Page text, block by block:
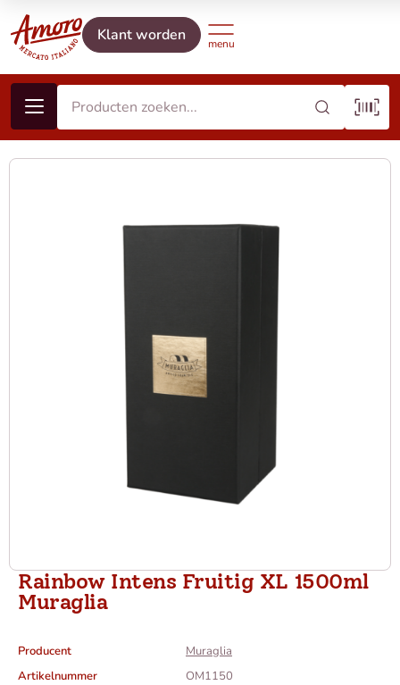
Klant worden
Rainbow Intens Fruitig XL 1500ml
Muraglia
Producent
Muraglia
Artikelnummer
OM1150